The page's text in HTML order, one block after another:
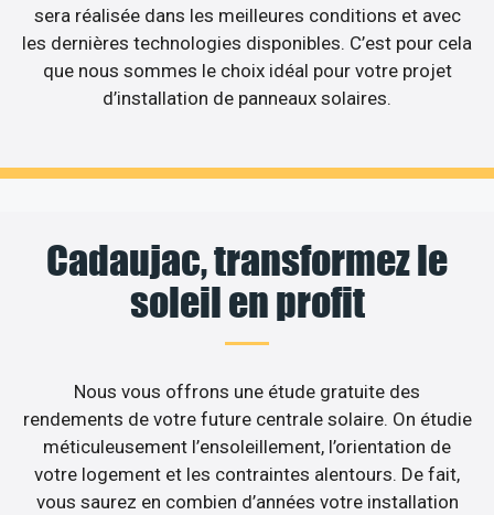
sera réalisée dans les meilleures conditions et avec
les dernières technologies disponibles. C’est pour cela
que nous sommes le choix idéal pour votre projet
d’installation de panneaux solaires.
Cadaujac, transformez le
soleil en profit
Nous vous offrons une étude gratuite des
rendements de votre future centrale solaire. On étudie
méticuleusement l’ensoleillement, l’orientation de
votre logement et les contraintes alentours. De fait,
vous saurez en combien d’années votre installation